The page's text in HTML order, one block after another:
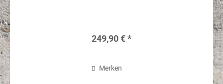
249,90 € *
Merken